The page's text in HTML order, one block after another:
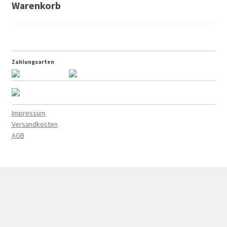
2016
2015
2014
About
Warenkorb
Zahlungsarten
Impressum
Versandkosten
AGB